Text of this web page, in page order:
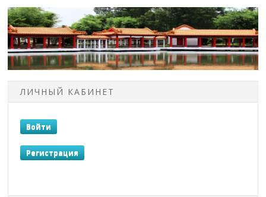
ЛИЧНЫЙ КАБИНЕТ